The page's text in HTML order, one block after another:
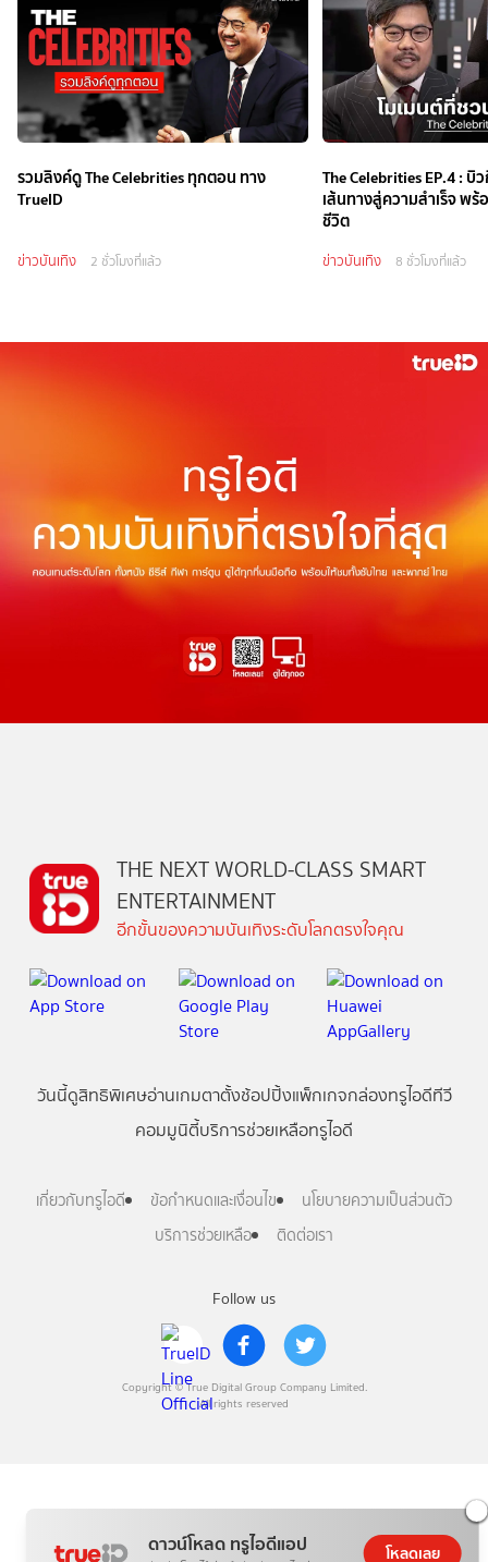
รวมลิงค์ดู The Celebrities ทุกตอน ทาง
TrueID
ข่าวบันเทิง 2 ชั่วโมงที่แล้ว
The Celebrities EP.4 :
เส้นทางสู่ความสำเร็จ พร้
ชีวิต
ข่าวบันเทิง 8 ชั่วโมงที่แล้ว
ดาวน์โหลด ทรูไอดีแอป โหลดเลย
Follow us
Copyright © True Digital Group Company Limited.
All rights reserved
THE NEXT WORLD-CLASS SMART
ENTERTAINMENT
อีกขั้นของความบันเทิงระดับโลกตรงใจคุณ
วันนี้ดูสิทธิพิเศษอ่านเกมตาตั้งช้อปปิ้งแพ็กเกจกล่องทรูไอดีทีวี
คอมมูนิตี้บริการช่วยเหลือทรูไอดี
เกี่ยวกับทรูไอดี ข้อกำหนดและเงื่อนไข
นโยบายความเป็นส่วนตัว
บริการช่วยเหลือ
ติดต่อเรา